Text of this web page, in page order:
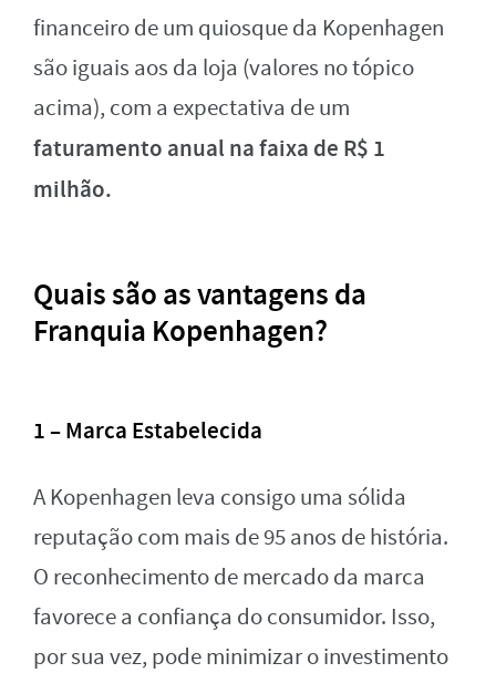
financeiro de um quiosque da Kopenhagen
são iguais aos da loja (valores no tópico
acima), com a expectativa de um
faturamento anual na faixa de R$ 1
milhão.
Quais são as vantagens da
Franquia Kopenhagen?
1 – Marca Estabelecida
A Kopenhagen leva consigo uma sólida
reputação com mais de 95 anos de história.
O reconhecimento de mercado da marca
favorece a confiança do consumidor. Isso,
por sua vez, pode minimizar o investimento